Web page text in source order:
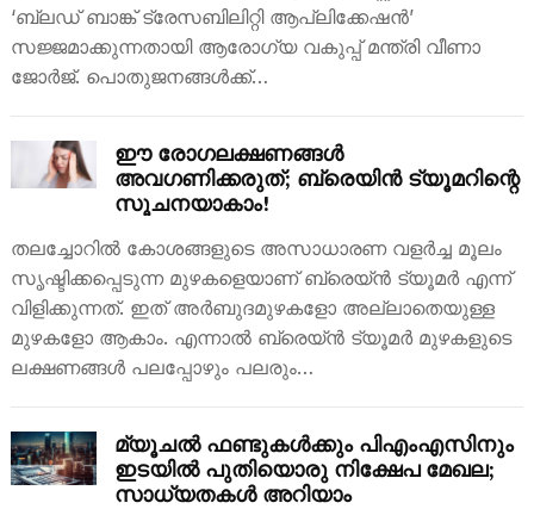
‘ബ്ലഡ് ബാങ്ക് ട്രേസബിലിറ്റി ആപ്ലിക്കേഷൻ’
സജ്ജമാക്കുന്നതായി ആരോഗ്യ വകുപ്പ് മന്ത്രി വീണാ
ജോർജ്. പൊതുജനങ്ങൾക്ക്…
ഈ രോഗലക്ഷണങ്ങൾ
അവഗണിക്കരുത്; ബ്രെയിൻ ട്യൂമറിന്റെ
സൂചനയാകാം!
തലച്ചോറിൽ കോശങ്ങളുടെ അസാധാരണ വളർച്ച മൂലം
സൃഷ്ടിക്കപ്പെടുന്ന മുഴകളെയാണ് ബ്രെയ്ൻ ട്യൂമർ എന്ന്
വിളിക്കുന്നത്. ഇത് അർബുദമുഴകളോ അല്ലാതെയുള്ള
മുഴകളോ ആകാം. എന്നാൽ ബ്രെയ്ൻ ട്യൂമർ മുഴകളുടെ
ലക്ഷണങ്ങൾ പലപ്പോഴും പലരും…
മ്യൂചൽ ഫണ്ടുകൾക്കും പിഎംഎസിനും
ഇടയിൽ പുതിയൊരു നിക്ഷേപ മേഖല;
സാധ്യതകൾ അറിയാം